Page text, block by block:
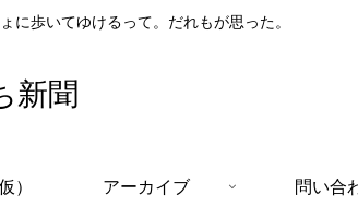
に歩いてゆけるって。だれもが思った。
新聞
） アーカイブ 問い合